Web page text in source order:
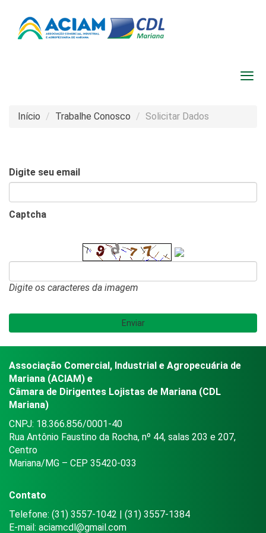
Início Trabalhe Conosco Solicitar Dados
Digite seu email
Captcha
Digite os caracteres da imagem
Associação Comercial, Industrial e Agropecuária de
Mariana (ACIAM) e
Câmara de Dirigentes Lojistas de Mariana (CDL
Mariana)
CNPJ: 18.366.856/0001-40
Rua Antônio Faustino da Rocha, nº 44, salas 203 e 207,
Centro
Mariana/MG – CEP 35420-033
Contato
Telefone: (31) 3557-1042 | (31) 3557-1384
E-mail: aciamcdl@gmail.com